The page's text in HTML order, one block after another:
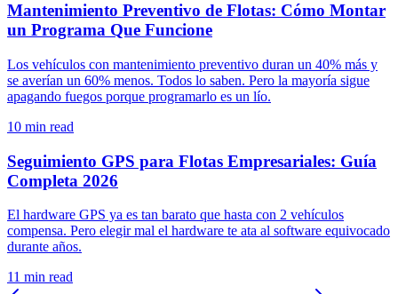
Mantenimiento Preventivo de Flotas: Cómo Montar
un Programa Que Funcione
Los vehículos con mantenimiento preventivo duran un 40% más y
se averían un 60% menos. Todos lo saben. Pero la mayoría sigue
apagando fuegos porque programarlo es un lío.
10 min read
Seguimiento GPS para Flotas Empresariales: Guía
Completa 2026
El hardware GPS ya es tan barato que hasta con 2 vehículos
compensa. Pero elegir mal el hardware te ata al software equivocado
durante años.
11 min read